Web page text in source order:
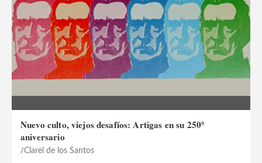
Nuevo culto, viejos desafíos: Artigas en su 250º
aniversario
Clarel de los Santos